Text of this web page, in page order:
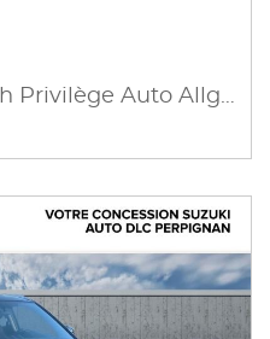
1.5 Dualjet Hybrid 115ch Privilège Auto Allgrip MY24